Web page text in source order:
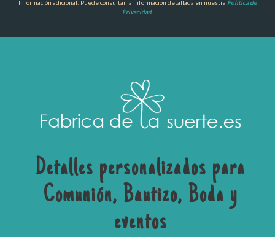
Información adicional: Puede consultar la información detallada en nuestra Política de
Privacidad.
Detalles personalizados para
Comunión, Bautizo, Boda y
eventos